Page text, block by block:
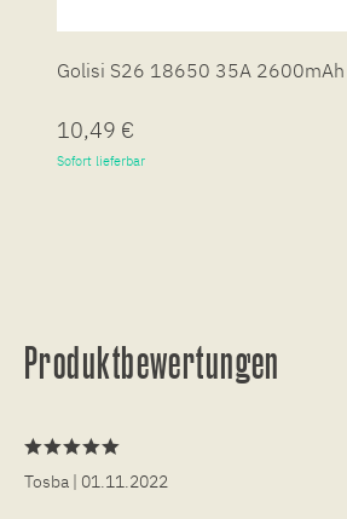
Golisi S26 18650 35A 2600mAh
10,49 €
Sofort lieferbar
Produktbewertungen
Tosba | 01.11.2022